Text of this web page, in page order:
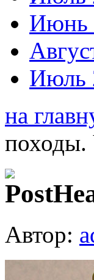
Июнь
Июль
на
походы.
Автор: